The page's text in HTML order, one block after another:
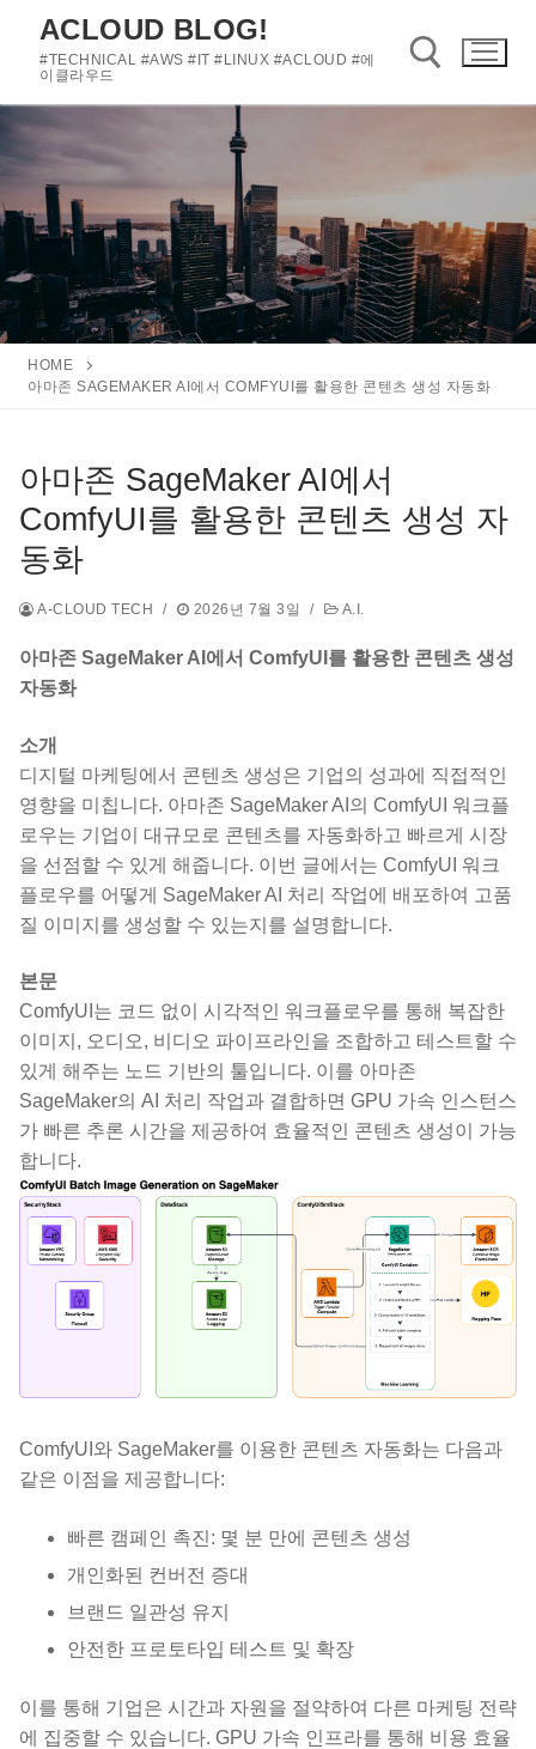
로
로
기
ACLOUD BLOG!
#TECHNICAL #AWS #IT #LINUX #ACLOUD #에
이클라우드
HOME
아마존 SAGEMAKER AI에서 COMFYUI를 활용한 콘텐츠 생성 자동화
아마존 SageMaker AI에서
ComfyUI를 활용한 콘텐츠 생성 자
동화
A-CLOUD TECH / 2026년 7월 3일 / A.I.
아마존 SageMaker AI에서 ComfyUI를 활용한 콘텐츠 생성
자동화
소개
디지털 마케팅에서 콘텐츠 생성은 기업의 성과에 직접적인
영향을 미칩니다. 아마존 SageMaker AI의 ComfyUI 워크플
로우는 기업이 대규모로 콘텐츠를 자동화하고 빠르게 시장
을 선점할 수 있게 해줍니다. 이번 글에서는 ComfyUI 워크
플로우를 어떻게 SageMaker AI 처리 작업에 배포하여 고품
질 이미지를 생성할 수 있는지를 설명합니다.
본문
ComfyUI는 코드 없이 시각적인 워크플로우를 통해 복잡한
이미지, 오디오, 비디오 파이프라인을 조합하고 테스트할 수
있게 해주는 노드 기반의 툴입니다. 이를 아마존
SageMaker의 AI 처리 작업과 결합하면 GPU 가속 인스턴스
가 빠른 추론 시간을 제공하여 효율적인 콘텐츠 생성이 가능
합니다.
ComfyUI와 SageMaker를 이용한 콘텐츠 자동화는 다음과
같은 이점을 제공합니다:
빠른 캠페인 촉진: 몇 분 만에 콘텐츠 생성
개인화된 컨버전 증대
브랜드 일관성 유지
안전한 프로토타입 테스트 및 확장
이를 통해 기업은 시간과 자원을 절약하여 다른 마케팅 전략
에 집중할 수 있습니다. GPU 가속 인프라를 통해 비용 효율